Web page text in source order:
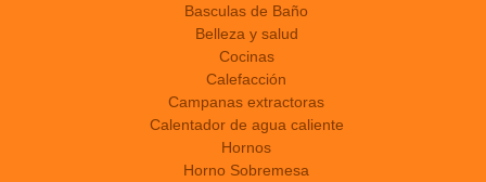
Basculas de Baño
Belleza y salud
Cocinas
Calefacción
Campanas extractoras
Calentador de agua caliente
Hornos
Horno Sobremesa